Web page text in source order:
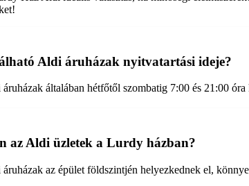
Aldi áruházak nyitvatartási ideje?
általában hétfőtől szombatig 7:00 és 21:00
az Aldi üzletek a Lurdy házban?
az épület földszintjén helyezkednek el,